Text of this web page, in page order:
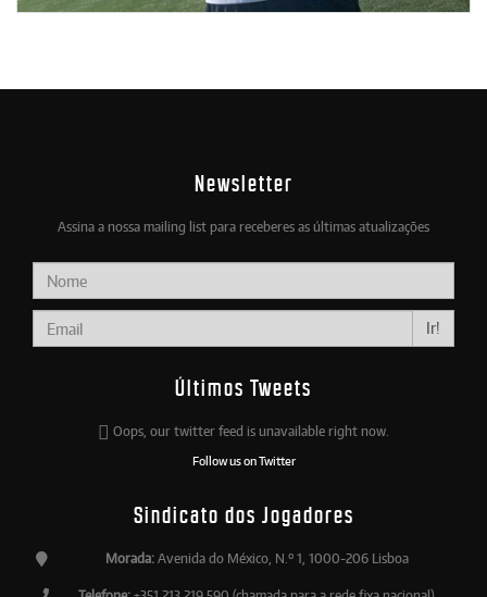
Newsletter
Assina a nossa mailing list para receberes as últimas atualizações
Ir!
Últimos Tweets
Oops, our twitter feed is unavailable right now.
Follow us on Twitter
Sindicato dos Jogadores
Morada:Avenida do México, N.º 1, 1000-206 Lisboa